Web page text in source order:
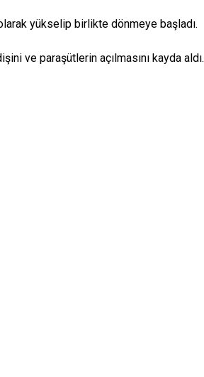
yükselip birlikte dönmeye başladı.
ve paraşütlerin açılmasını kayda aldı.